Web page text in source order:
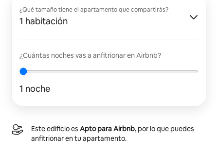
¿Qué tamaño tiene el apartamento que compartirás?
1 habitación
¿Cuántas noches vas a anfitrionar en Airbnb?
1 noche
Este edificio es Apto para Airbnb, por lo que puedes
anfitrionar en tu apartamento.